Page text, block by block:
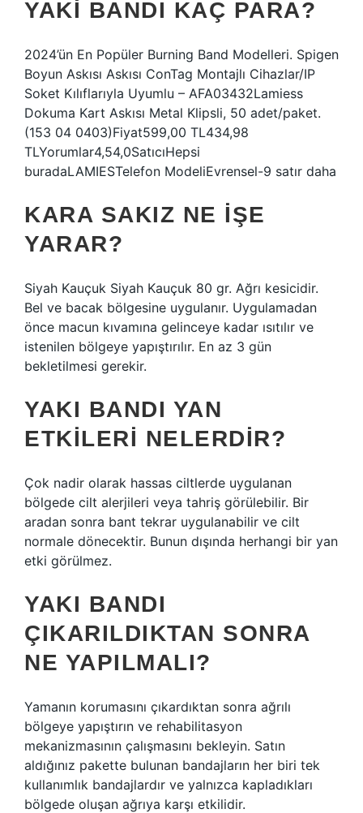
YAKI BANDI KAÇ PARA?
2024’ün En Popüler Burning Band Modelleri. Spigen
Boyun Askısı Askısı ConTag Montajlı Cihazlar/IP
Soket Kılıflarıyla Uyumlu – AFA03432Lamiess
Dokuma Kart Askısı Metal Klipsli, 50 adet/paket.
(153 04 0403)Fiyat599,00 TL434,98
TLYorumlar4,54,0SatıcıHepsi
buradaLAMIESTelefon ModeliEvrensel-9 satır daha
KARA SAKIZ NE IŞE
YARAR?
Siyah Kauçuk Siyah Kauçuk 80 gr. Ağrı kesicidir.
Bel ve bacak bölgesine uygulanır. Uygulamadan
önce macun kıvamına gelinceye kadar ısıtılır ve
istenilen bölgeye yapıştırılır. En az 3 gün
bekletilmesi gerekir.
YAKI BANDI YAN
ETKILERI NELERDIR?
Çok nadir olarak hassas ciltlerde uygulanan
bölgede cilt alerjileri veya tahriş görülebilir. Bir
aradan sonra bant tekrar uygulanabilir ve cilt
normale dönecektir. Bunun dışında herhangi bir yan
etki görülmez.
YAKI BANDI
ÇIKARILDIKTAN SONRA
NE YAPILMALI?
Yamanın korumasını çıkardıktan sonra ağrılı
bölgeye yapıştırın ve rehabilitasyon
mekanizmasının çalışmasını bekleyin. Satın
aldığınız pakette bulunan bandajların her biri tek
kullanımlık bandajlardır ve yalnızca kapladıkları
bölgede oluşan ağrıya karşı etkilidir.